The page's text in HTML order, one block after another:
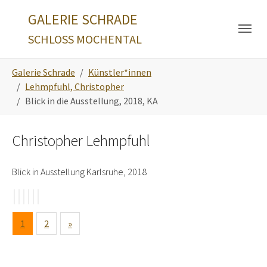
GALERIE SCHRADE
SCHLOSS MOCHENTAL
Galerie Schrade
Künstler*innen
Lehmpfuhl, Christopher
Blick in die Ausstellung, 2018, KA
Christopher Lehmpfuhl
Blick in Ausstellung Karlsruhe, 2018
1 2 »